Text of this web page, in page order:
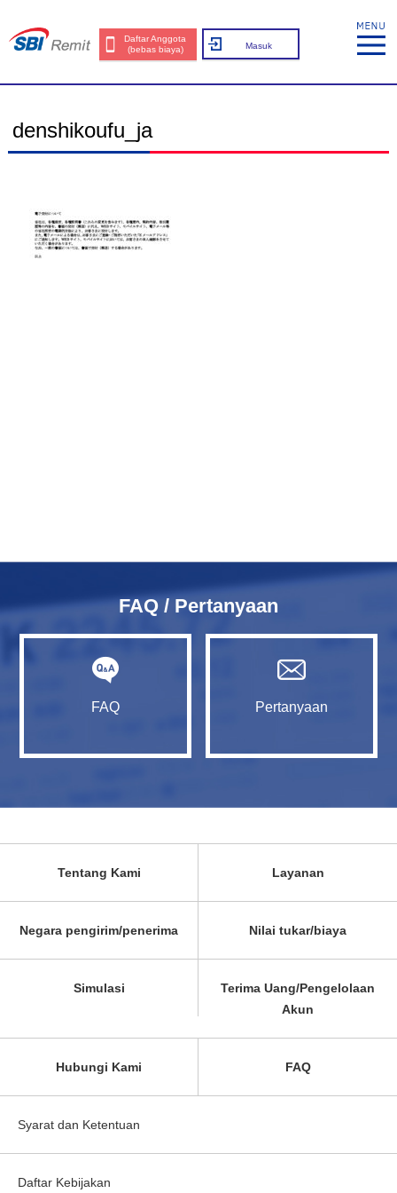
Daftar Anggota
(bebas biaya)
Masuk
denshikoufu_ja
FAQ / Pertanyaan
FAQ Pertanyaan
Tentang Kami Layanan
Negara pengirim/penerima Nilai tukar/biaya
Simulasi
Terima Uang/Pengelolaan
Akun
Hubungi Kami FAQ
Syarat dan Ketentuan
Daftar Kebijakan